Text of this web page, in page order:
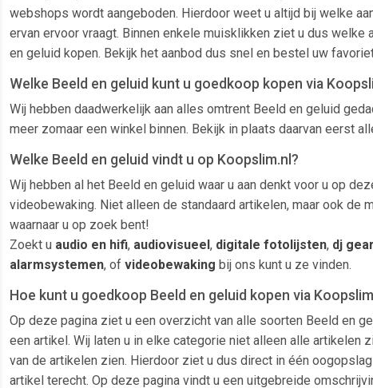
webshops wordt aangeboden. Hierdoor weet u altijd bij welke
ervan ervoor vraagt. Binnen enkele muisklikken ziet u dus
en geluid kopen. Bekijk het aanbod dus snel en bestel uw
Welke Beeld en geluid kunt u goedkoop kopen via
Wij hebben daadwerkelijk aan alles omtrent Beeld en geluid
meer zomaar een winkel binnen. Bekijk in plaats daarvan eerst
Welke Beeld en geluid vindt u op Koopslim.nl?
Wij hebben al het Beeld en geluid waar u aan denkt voor u op
videobewaking. Niet alleen de standaard artikelen, maar ook
waarnaar u op zoek bent!
Zoekt u audio en hifi, audiovisueel, digitale fotolijsten, dj
alarmsystemen, of videobewaking bij ons kunt u ze vinden.
Hoe kunt u goedkoop Beeld en geluid kopen via
Op deze pagina ziet u een overzicht van alle soorten Beeld en
een artikel. Wij laten u in elke categorie niet alleen alle
van de artikelen zien. Hierdoor ziet u dus direct in één
artikel terecht. Op deze pagina vindt u een uitgebreide